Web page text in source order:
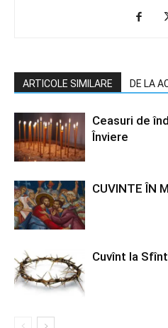
ARTICOLE SIMILARE DE LA
Ceasuri de
Înviere
CUVINTE ÎN
Cuvînt la